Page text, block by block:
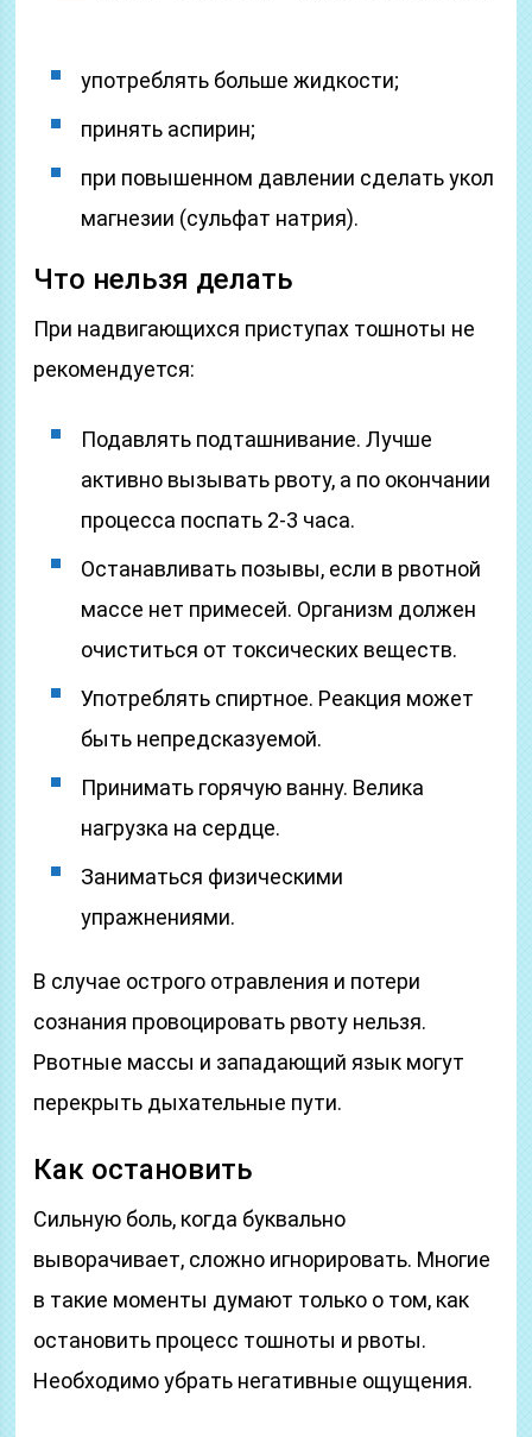
употреблять больше жидкости;
принять аспирин;
при повышенном давлении сделать укол
магнезии (сульфат натрия).
Что нельзя делать
При надвигающихся приступах тошноты не
рекомендуется:
Подавлять подташнивание. Лучше
активно вызывать рвоту, а по окончании
процесса поспать 2-3 часа.
Останавливать позывы, если в рвотной
массе нет примесей. Организм должен
очиститься от токсических веществ.
Употреблять спиртное. Реакция может
быть непредсказуемой.
Принимать горячую ванну. Велика
нагрузка на сердце.
Заниматься физическими
упражнениями.
В случае острого отравления и потери
сознания провоцировать рвоту нельзя.
Рвотные массы и западающий язык могут
перекрыть дыхательные пути.
Как остановить
Сильную боль, когда буквально
выворачивает, сложно игнорировать. Многие
в такие моменты думают только о том, как
остановить процесс тошноты и рвоты.
Необходимо убрать негативные ощущения.